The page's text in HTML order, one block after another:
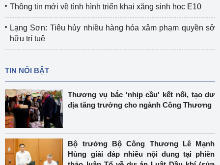
Thông tin mới về tình hình triển khai xăng sinh học E10
Lạng Sơn: Tiêu hủy nhiều hàng hóa xâm phạm quyền sở
hữu trí tuệ
TIN NỔI BẬT
Thương vụ bắc 'nhịp cầu' kết nối, tạo dư
địa tăng trưởng cho ngành Công Thương
Bộ trưởng Bộ Công Thương Lê Mạnh
Hùng giải đáp nhiều nội dung tại phiên